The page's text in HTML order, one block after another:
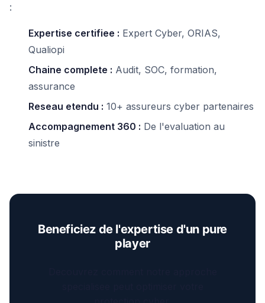
:
Expertise certifiee : Expert Cyber, ORIAS,
Qualiopi
Chaine complete : Audit, SOC, formation,
assurance
Reseau etendu : 10+ assureurs cyber partenaires
Accompagnement 360 : De l'evaluation au
sinistre
Beneficiez de l'expertise d'un pure
player